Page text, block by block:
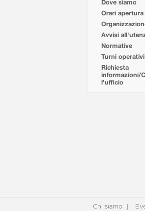
Dove siamo
Orari
Avvisi
Normative
Turni operativi
Richiesta
informazioni/
l'ufficio
Chi siamo